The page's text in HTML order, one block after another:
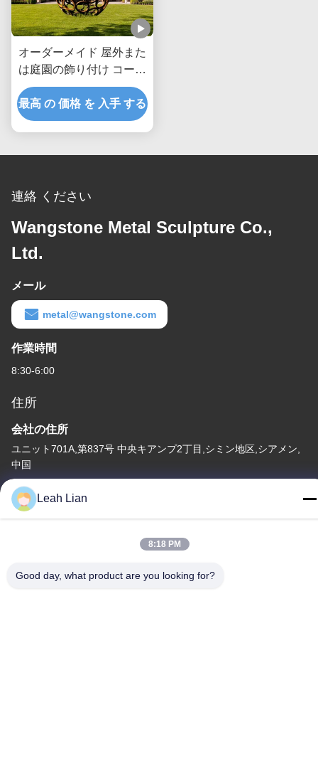
オーダーメイド 屋外また
は庭園の飾り付け コーテ
ン 鋼の空洞ボール
最高 の 価格 を 入手 する
連絡 ください
Wangstone Metal Sculpture Co.,
Ltd.
メール
metal@wangstone.com
作業時間
8:30-6:00
住所
会社の住所
ユニット701A,第837号 中央キアンプ2丁目,シミン地区,シアメン,
中国
工場住所
第72号 ユンジュン道路 武峰村 崇武町 泉州市 福建市
Leah Lian
8:18 PM
Good day, what product are you looking for?